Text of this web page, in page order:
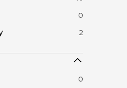
0
2
0